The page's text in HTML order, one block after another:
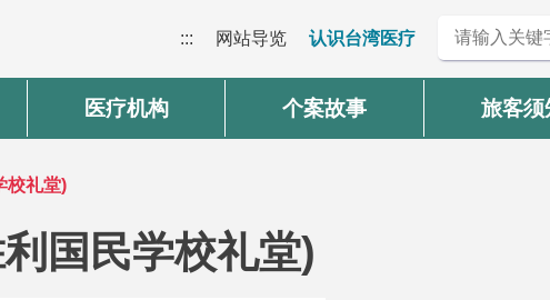
::: 网站导览 认识台湾医疗
医疗机构 个案故事 旅客须
校礼堂)
国民学校礼堂)